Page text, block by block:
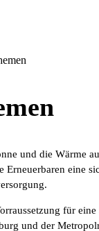
und die Wärme
Erneuerbaren eine
für
und der